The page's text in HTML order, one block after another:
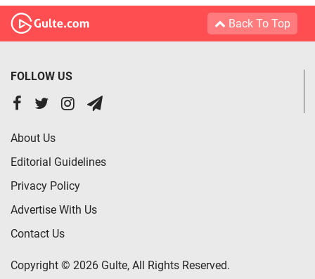
Back To Top
FOLLOW US
About Us
Editorial Guidelines
Privacy Policy
Advertise With Us
Contact Us
Copyright © 2026 Gulte, All Rights Reserved.